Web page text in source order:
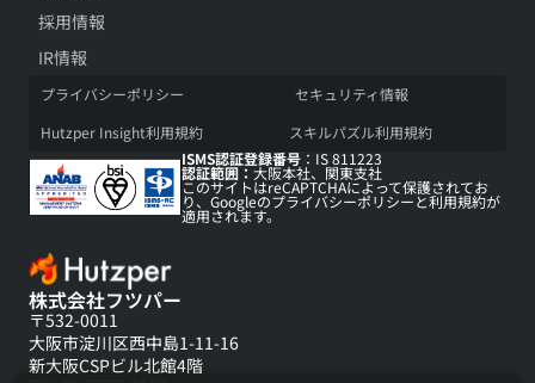
株式会社フツパー
〒532-0011
大阪市淀川区西中島1-11-16
新大阪CSPビル北館4階
採用情報​
IR情報​
プライバシーポリシー​
セキュリティ情報​
Hutzper Insight利用規約​
スキルパズル利用規約​
ISMS認証登録番号 ：IS 811223
認証範囲：大阪本社、関東支社
このサイトはreCAPTCHAによって保護されてお
り、Googleのプライバシーポリシーと利用規約が
適用されます。